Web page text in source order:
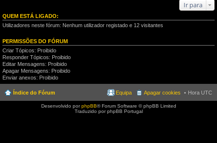
Ir para
QUEM ESTÁ LIGADO:
Utilizadores neste fórum: Nenhum utilizador registado e 12 visitantes
PERMISSÕES DO FÓRUM
Criar Tópicos: Proibido
Responder Tópicos: Proibido
Editar Mensagens: Proibido
Apagar Mensagens: Proibido
Enviar anexos: Proibido
Índice do Fórum Hora UTC
Apagar cookies
Equipa
Desenvolvido porphpBB® Forum Software © phpBB Limited
Traduzido por phpBB Portugal